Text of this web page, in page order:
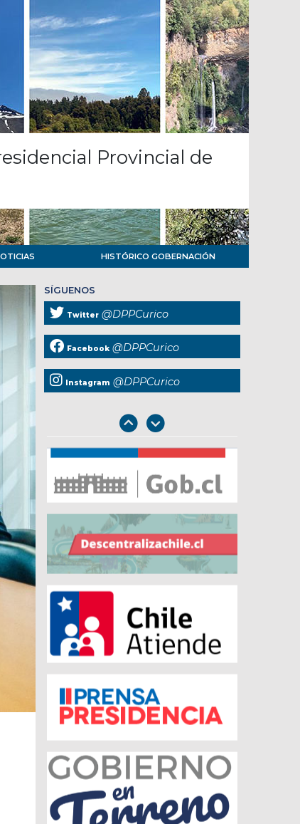
Provincial de
HISTÓRICO GOBERNACIÓN
SÍGUENOS
Twitter @DPPCurico
Facebook @DPPCurico
Instagram @DPPCurico